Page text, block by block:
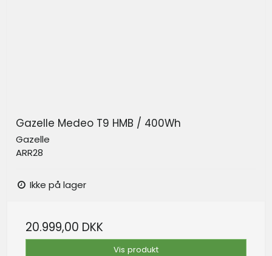
Gazelle Medeo T9 HMB / 400Wh
Gazelle
ARR28
Ikke på lager
20.999,00 DKK
Vis produkt